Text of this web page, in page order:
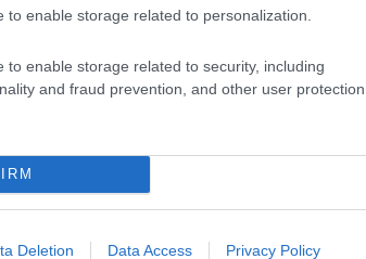
to enable storage related to personalization.
to enable storage related to security, including
and fraud prevention, and other user protection.
Deletion Data Access Privacy Policy